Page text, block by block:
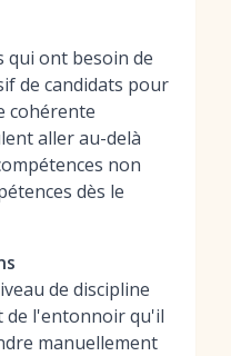
qui ont besoin de
de candidats pour
cohérente
aller au-delà
non
dès le
de discipline
de l'entonnoir qu'il
manuellement